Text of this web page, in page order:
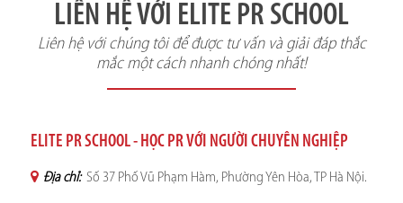
LIÊN HỆ VỚI ELITE PR SCHOOL
Liên hệ với chúng tôi để được tư vấn và giải đáp thắc
mắc một cách nhanh chóng nhất!
ELITE PR SCHOOL - HỌC PR VỚI NGƯỜI CHUYÊN NGHIỆP
Địa chỉ: Số 37 Phố Vũ Phạm Hàm, Phường Yên Hòa, TP Hà Nội.